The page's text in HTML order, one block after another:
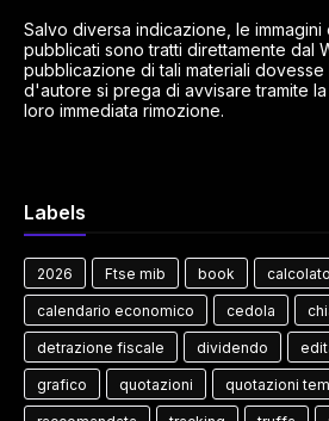
Salvo diversa indicazione, le immagini
pubblicati sono tratti direttamente dal
pubblicazione di tali materiali
d'autore si prega di avvisare tramite
loro immediata rimozione.
Labels
2026 Ftse mib book
calendario economico cedola
detrazione fiscale dividendo
grafico quotazioni quotazioni